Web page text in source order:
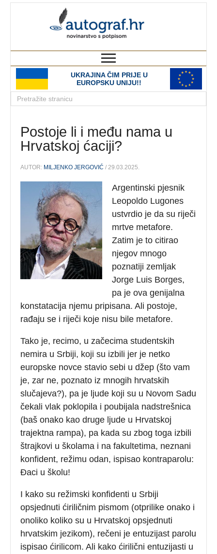
UKRAJINA ČIM PRIJE U
EUROPSKU UNIJU!!
Postoje li i među nama u
Hrvatskoj ćaciji?
AUTOR: MILJENKO JERGOVIĆ / 29.03.2025.
Argentinski pjesnik
Leopoldo Lugones
ustvrdio je da su riječi
mrtve metafore.
Zatim je to citirao
njegov mnogo
poznatiji zemljak
Jorge Luis Borges,
pa je ova genijalna
konstatacija njemu pripisana. Ali postoje,
rađaju se i riječi koje nisu bile metafore.
Tako je, recimo, u začecima studentskih
nemira u Srbiji, koji su izbili jer je netko
europske novce stavio sebi u džep (što vam
je, zar ne, poznato iz mnogih hrvatskih
slučajeva?), pa je ljude koji su u Novom Sadu
čekali vlak poklopila i poubijala nadstrešnica
(baš onako kao druge ljude u Hrvatskoj
trajektna rampa), pa kada su zbog toga izbili
štrajkovi u školama i na fakultetima, neznani
konfident, režimu odan, ispisao kontraparolu:
Đaci u školu!
I kako su režimski konfidenti u Srbiji
opsjednuti ćiriličnim pismom (otprilike onako i
onoliko koliko su u Hrvatskoj opsjednuti
hrvatskim jezikom), rečeni je entuzijast parolu
ispisao ćirilicom. Ali kako ćirilični entuzijasti u